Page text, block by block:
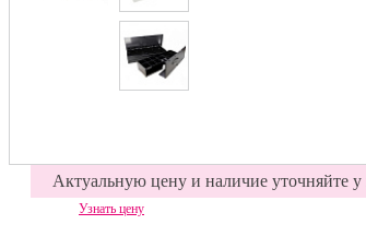
Актуальную цену и наличие уточняйте
Узнать цену